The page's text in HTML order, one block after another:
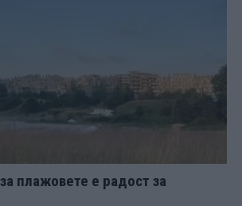
плажовете е радост за